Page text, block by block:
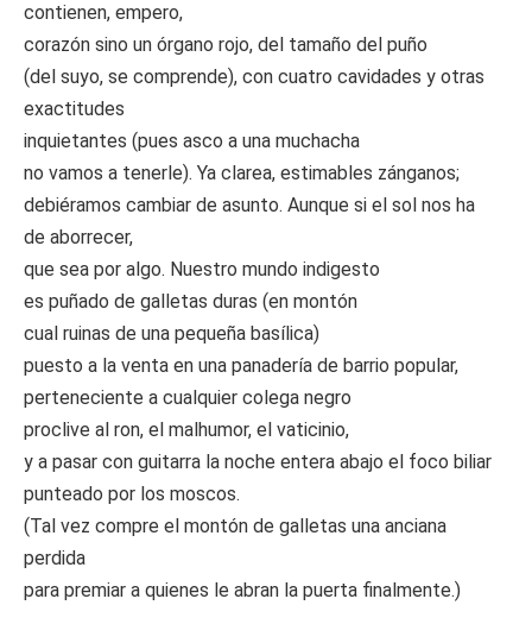
contienen, empero,
corazón sino un órgano rojo, del tamaño del puño
(del suyo, se comprende), con cuatro cavidades y otras
exactitudes
inquietantes (pues asco a una muchacha
no vamos a tenerle). Ya clarea, estimables zánganos;
debiéramos cambiar de asunto. Aunque si el sol nos ha
de aborrecer,
que sea por algo. Nuestro mundo indigesto
es puñado de galletas duras (en montón
cual ruinas de una pequeña basílica)
puesto a la venta en una panadería de barrio popular,
perteneciente a cualquier colega negro
proclive al ron, el malhumor, el vaticinio,
y a pasar con guitarra la noche entera abajo el foco biliar
punteado por los moscos.
(Tal vez compre el montón de galletas una anciana
perdida
para premiar a quienes le abran la puerta finalmente.)